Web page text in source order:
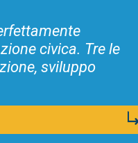
civica. Tre le
sviluppo